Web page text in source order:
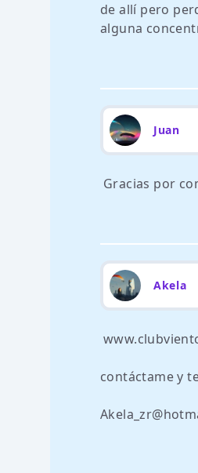
de allí pero
alguna
Juan
Gracias por
Akela
contáctame y